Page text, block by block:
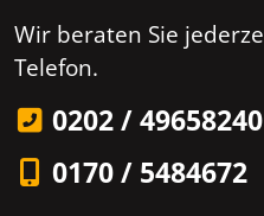
Wir beraten Sie
Telefon.
0202 / 49658240
0170 / 5484672